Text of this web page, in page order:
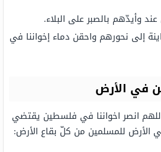
وأيدّهم بالصبر على البلاء.
إلى نحورهم واحقن دماء إخواننا في
في الأرض
انصر اخواننا في فلسطين يقتضي
الأرض للمسلمين من كلّ بقاع الأرض: